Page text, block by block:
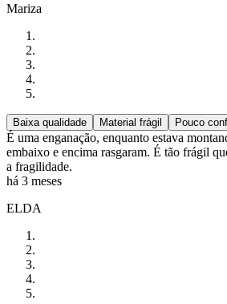
Mariza
Baixa qualidade Material frágil Pouco
É uma enganação, enquanto estava
embaixo e encima rasgaram. É tão frágil
a fragilidade.
há 3 meses
ELDA